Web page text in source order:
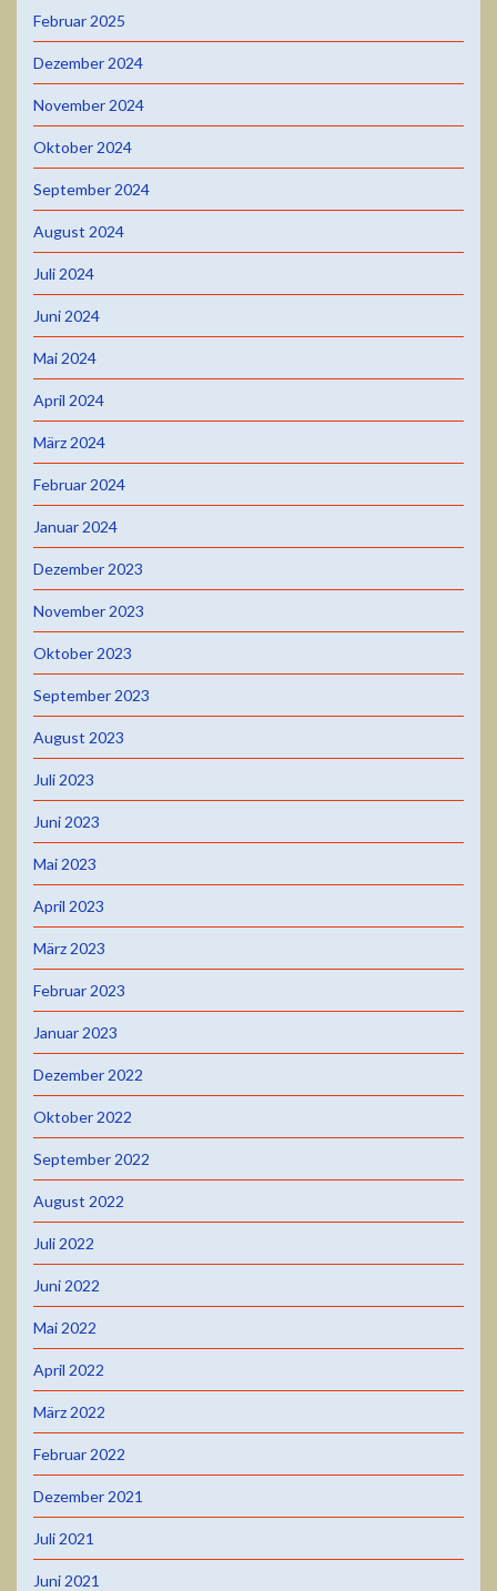
Februar 2025
Dezember 2024
November 2024
Oktober 2024
September 2024
August 2024
Juli 2024
Juni 2024
Mai 2024
April 2024
März 2024
Februar 2024
Januar 2024
Dezember 2023
November 2023
Oktober 2023
September 2023
August 2023
Juli 2023
Juni 2023
Mai 2023
April 2023
März 2023
Februar 2023
Januar 2023
Dezember 2022
Oktober 2022
September 2022
August 2022
Juli 2022
Juni 2022
Mai 2022
April 2022
März 2022
Februar 2022
Dezember 2021
Juli 2021
Juni 2021